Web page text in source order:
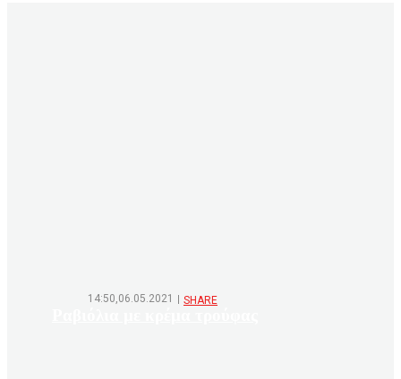
14:50,06.05.2021 SHARE